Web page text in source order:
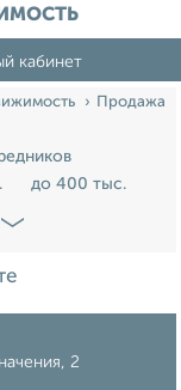
кабинет
Продажа
до 400 тыс.
2